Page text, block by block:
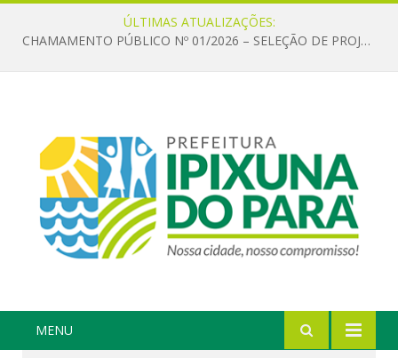
ÚLTIMAS ATUALIZAÇÕES:
CHAMAMENTO PÚBLICO Nº 01/2026 – SELEÇÃO DE PROJETOS PARA FIRMAR TERMO DE EXECUÇÃO CULTURAL COM RECURSOS DA POLÍTICA NACIONAL ALDIR BLANC DE FOMENTO À CULTURA – PNAB (LEI Nº 14.399/2022)
MENU